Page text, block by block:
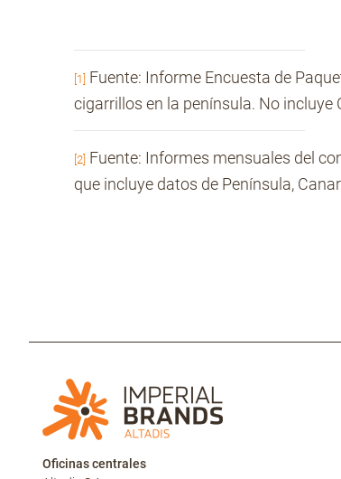
[1]
Fuente: Informe Encuesta de
cigarrillos en la península. No incluye
[2] Fuente: Informes mensuales del
que incluye datos de Península,
Oficinas centrales